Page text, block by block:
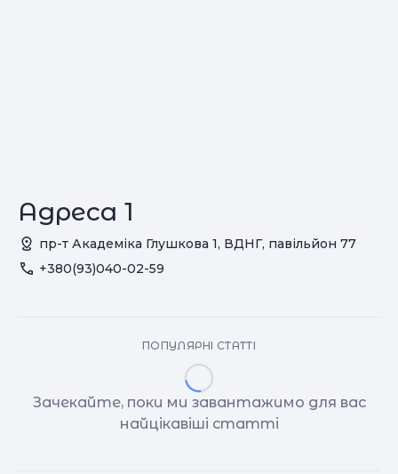
Адреса 1
пр-т Академіка Глушкова 1, ВДНГ, павільйон 77
+380(93)040-02-59
ПОПУЛЯРНІ СТАТТІ
Зачекайте, поки ми завантажимо для вас
найцікавіші статті